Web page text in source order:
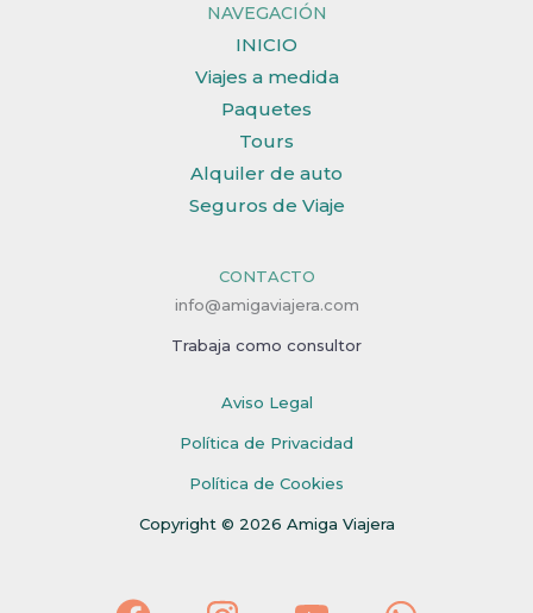
NAVEGACIÓN
INICIO
Viajes a medida
Paquetes
Tours
Alquiler de auto
Seguros de Viaje
CONTACTO
info@amigaviajera.com
Trabaja como consultor
Aviso Legal
Política de Privacidad
Política de Cookies
Copyright © 2026 Amiga Viajera